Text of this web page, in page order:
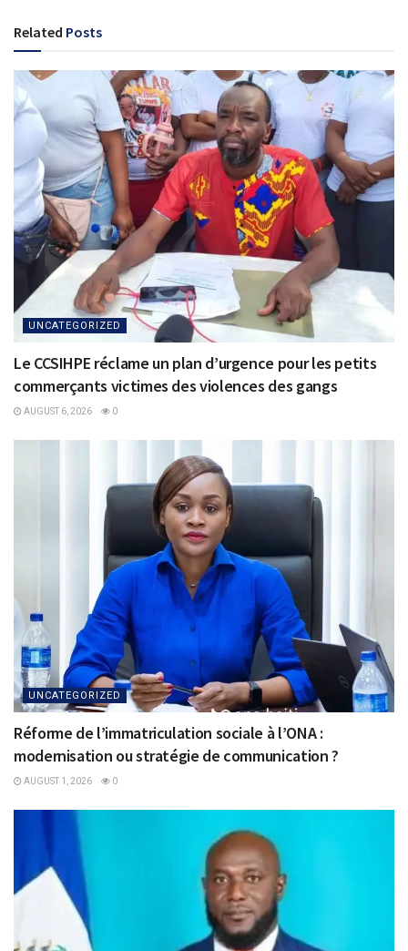
Related Posts
UNCATEGORIZED
Le CCSIHPE réclame un plan d’urgence pour les petits
commerçants victimes des violences des gangs
AUGUST 6, 2026 0
UNCATEGORIZED
Réforme de l’immatriculation sociale à l’ONA :
modernisation ou stratégie de communication ?
AUGUST 1, 2026 0